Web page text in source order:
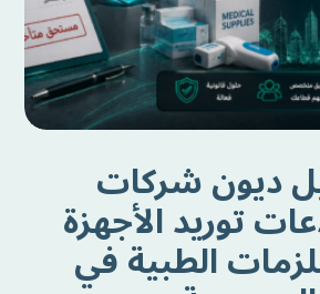
ديون شركات
توريد الأجهزة
الطبية في